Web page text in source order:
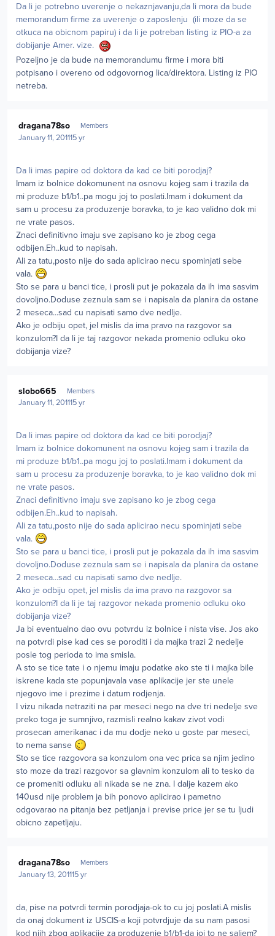
Da li je potrebno uverenje o nekaznjavanju,da li mora da bude
memorandum firme za uverenje o zaposlenju (ili moze da se
otkuca na obicnom papiru) i da li je potreban listing iz PIO-a za
dobijanje Amer. vize.
Pozeljno je da bude na memorandumu firme i mora biti
potpisano i overeno od odgovornog lica/direktora. Listing iz PIO
netreba.
dragana78so Members
January 11, 201115 yr
Da li imas papire od doktora da kad ce biti porodjaj?
Imam iz bolnice dokomunent na osnovu kojeg sam i trazila da
mi produze b1/b1..pa mogu joj to poslati.Imam i dokument da
sam u procesu za produzenje boravka, to je kao validno dok mi
ne vrate pasos.
Znaci definitivno imaju sve zapisano ko je zbog cega
odbijen.Eh..kud to napisah.
Ali za tatu,posto nije do sada aplicirao necu spominjati sebe
vala.
Sto se para u banci tice, i prosli put je pokazala da ih ima sasvim
dovoljno.Doduse zeznula sam se i napisala da planira da ostane
2 meseca...sad cu napisati samo dve nedlje.
Ako je odbiju opet, jel mislis da ima pravo na razgovor sa
konzulom?I da li je taj razgovor nekada promenio odluku oko
dobijanja vize?
slobo665 Members
January 11, 201115 yr
Da li imas papire od doktora da kad ce biti porodjaj?
Imam iz bolnice dokomunent na osnovu kojeg sam i trazila da
mi produze b1/b1..pa mogu joj to poslati.Imam i dokument da
sam u procesu za produzenje boravka, to je kao validno dok mi
ne vrate pasos.
Znaci definitivno imaju sve zapisano ko je zbog cega
odbijen.Eh..kud to napisah.
Ali za tatu,posto nije do sada aplicirao necu spominjati sebe
vala.
Sto se para u banci tice, i prosli put je pokazala da ih ima sasvim
dovoljno.Doduse zeznula sam se i napisala da planira da ostane
2 meseca...sad cu napisati samo dve nedlje.
Ako je odbiju opet, jel mislis da ima pravo na razgovor sa
konzulom?I da li je taj razgovor nekada promenio odluku oko
dobijanja vize?
Ja bi eventualno dao ovu potvrdu iz bolnice i nista vise. Jos ako
na potvrdi pise kad ces se poroditi i da majka trazi 2 nedelje
posle tog perioda to ima smisla.
A sto se tice tate i o njemu imaju podatke ako ste ti i majka bile
iskrene kada ste popunjavala vase aplikacije jer ste unele
njegovo ime i prezime i datum rodjenja.
I vizu nikada netraziti na par meseci nego na dve tri nedelje sve
preko toga je sumnjivo, razmisli realno kakav zivot vodi
prosecan amerikanac i da mu dodje neko u goste par meseci,
to nema sanse
Sto se tice razgovora sa konzulom ona vec prica sa njim jedino
sto moze da trazi razgovor sa glavnim konzulom ali to tesko da
ce promeniti odluku ali nikada se ne zna. I dalje kazem ako
140usd nije problem ja bih ponovo aplicirao i pametno
odgovarao na pitanja bez petljanja i previse price jer se tu ljudi
obicno zapetljaju.
dragana78so Members
January 13, 201115 yr
da, pise na potvrdi termin porodjaja-ok to cu joj poslati.A mislis
da onaj dokument iz USCIS-a koji potvrdjuje da su nam pasosi
kod njih zbog aplikacije za produzenje b1/b1-da joj to ne saljem?